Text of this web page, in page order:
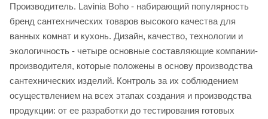
Производитель. Lavinia Boho - набирающий популярность
бренд сантехнических товаров высокого качества для
ванных комнат и кухонь. Дизайн, качество, технологии и
экологичность - четыре основные составляющие компании-
производителя, которые положены в основу производства
сантехнических изделий. Контроль за их соблюдением
осуществлением на всех этапах создания и производства
продукции: от ее разработки до тестирования готовых